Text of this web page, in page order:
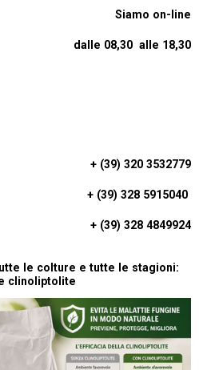
Siamo on-line
dalle 08,30 alle 18,30
+ (39) 320 3532779
+ (39) 328 5915040
+ (39) 328 4849924
le colture e tutte le stagioni:
clinoliptolite